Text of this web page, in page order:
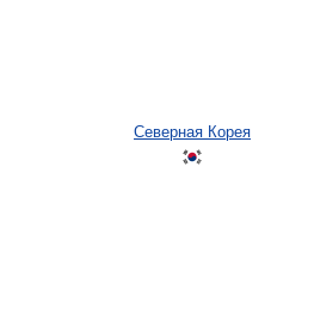
Северная Корея